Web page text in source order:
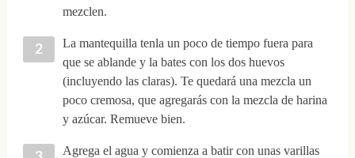
mezclen.
La mantequilla tenla un poco de tiempo fuera para
que se ablande y la bates con los dos huevos
(incluyendo las claras). Te quedará una mezcla un
poco cremosa, que agregarás con la mezcla de harina
y azúcar. Remueve bien.
Agrega el agua y comienza a batir con unas varillas